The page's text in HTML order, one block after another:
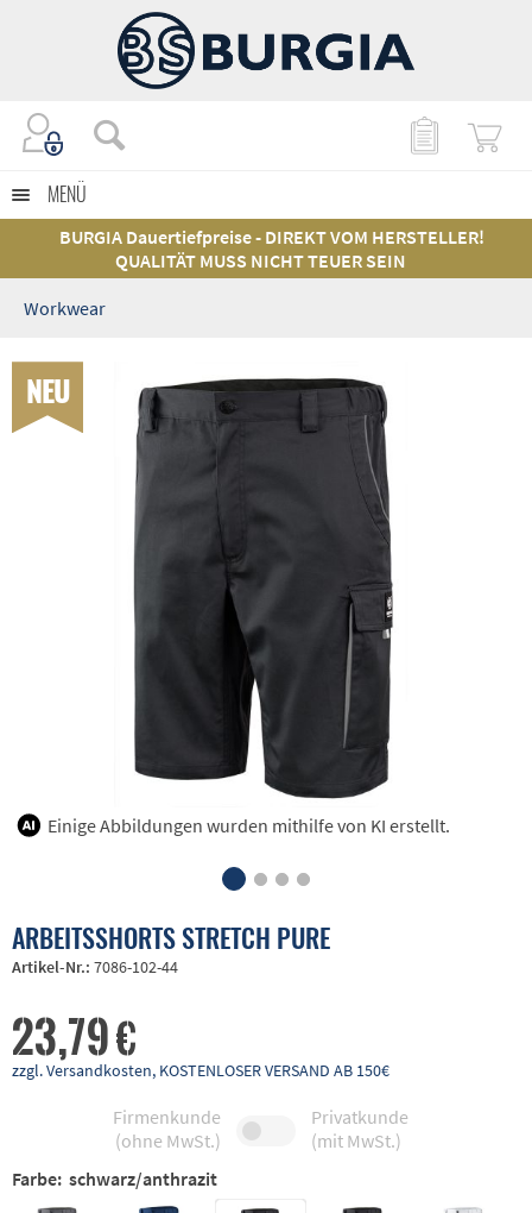
MENÜ
BURGIA Dauertiefpreise - DIREKT VOM HERSTELLER!
QUALITÄT MUSS NICHT TEUER SEIN
Workwear
NEU
Einige Abbildungen wurden mithilfe von KI erstellt.
ARBEITSSHORTS STRETCH PURE
Artikel-Nr.: 7086-102-44
23,79 €
zzgl. Versandkosten, KOSTENLOSER VERSAND AB 150€
Firmenkunde
(ohne MwSt.)
Privatkunde
(mit MwSt.)
Farbe: schwarz/anthrazit